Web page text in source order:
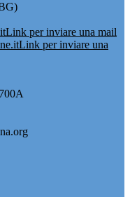
Link per inviare una mail
Link per inviare una